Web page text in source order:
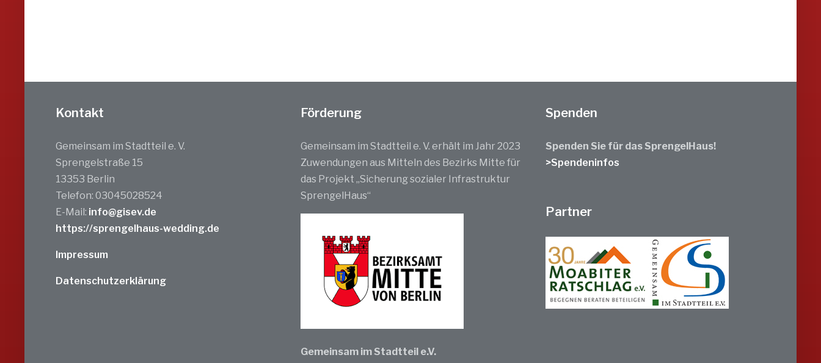
Kontakt
Gemeinsam im Stadtteil e. V.
Sprengelstraße 15
13353 Berlin
Telefon: 03045028524
E-Mail: info@gisev.de
https://sprengelhaus-wedding.de
Impressum
Datenschutzerklärung
Förderung
Gemeinsam im Stadtteil e. V. erhält im Jahr 2023
Zuwendungen aus Mitteln des Bezirks Mitte für
das Projekt „Sicherung sozialer Infrastruktur
SprengelHaus“
Gemeinsam im Stadtteil e.V.
Spenden
Spenden Sie für das SprengelHaus!
>Spendeninfos
Partner